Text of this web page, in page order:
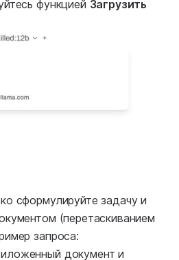
функцией Загрузить
сформулируйте задачу и
(перетаскиванием
запроса:
документ и